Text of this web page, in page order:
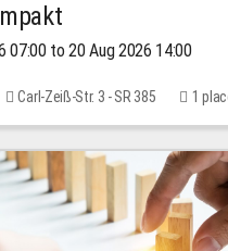
07:00 to 20 Aug 2026 14:00
Carl-Zeiß-Str. 3 - SR 385 1